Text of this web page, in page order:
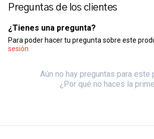
Preguntas de los clientes
¿Tienes una pregunta?
Para poder hacer tu pregunta sobre este
sesión
Aún no hay preguntas para este
¿Por qué no haces la